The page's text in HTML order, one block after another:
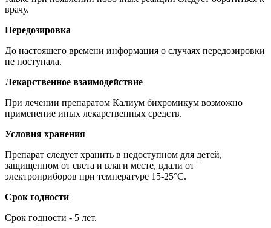
врачу.
Передозировка
До настоящего времени информация о случаях передозировки
не поступала.
Лекарственное взаимодействие
При лечении препаратом Калиум бихромикум возможно
применение иных лекарственных средств.
Условия хранения
Препарат следует хранить в недоступном для детей,
защищенном от света и влаги месте, вдали от
электроприборов при температуре 15-25°C.
Срок годности
Срок годности - 5 лет.